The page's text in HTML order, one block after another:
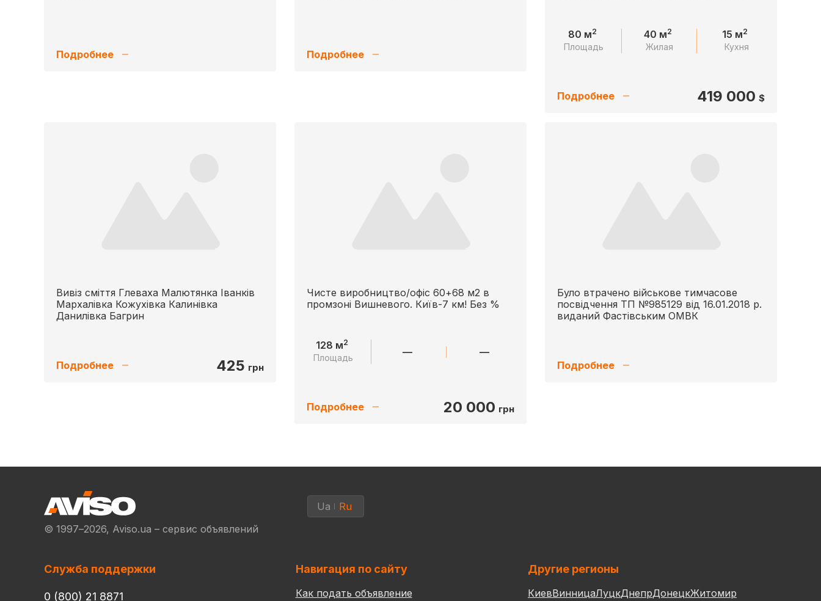
Подробнее Подробнее
80 м2
Площадь
40 м2
Жилая
15 м2
Кухня
Подробнее 419 000 $
Вивіз сміття Глеваха Малютянка Іванків
Мархалівка Кожухівка Калинівка
Данилівка Багрин
Подробнее 425 грн
Чисте виробництво/офіс 60+68 м2 в
промзоні Вишневого. Київ-7 км! Без %
128 м2
Площадь — —
Подробнее 20 000 грн
Було втрачено військове тимчасове
посвідчення ТП №985129 від 16.01.2018 р.
виданий Фастівським ОМВК
Подробнее
© 1997–2026, Aviso.ua – сервис объявлений
Ua Ru
Служба поддержки
0 (800) 21 8871
Навигация по сайту
Как подать объявление
Другие регионы
КиевВинницаЛуцкДнепрДонецкЖитомир